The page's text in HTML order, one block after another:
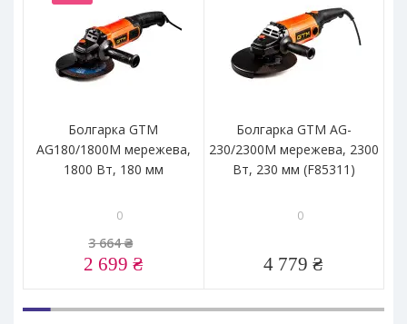
Болгарка GTM
AG180/1800M мережева,
1800 Вт, 180 мм
0
3 664 ₴
2 699 ₴
Болгарка GTM AG-
230/2300M мережева, 2300
Вт, 230 мм (F85311)
0
4 779 ₴